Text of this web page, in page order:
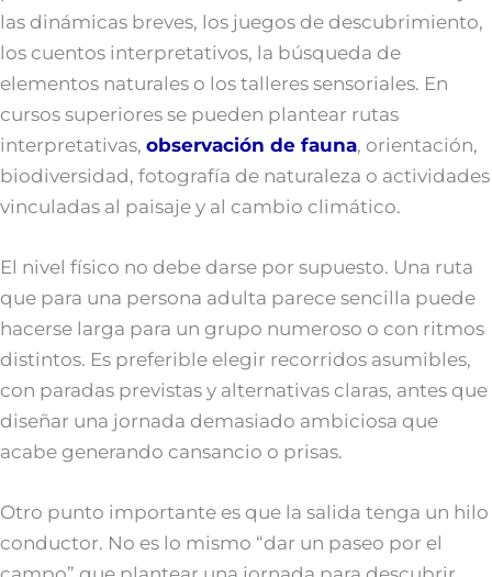
las dinámicas breves, los juegos de descubrimiento,
los cuentos interpretativos, la búsqueda de
elementos naturales o los talleres sensoriales. En
cursos superiores se pueden plantear rutas
interpretativas, observación de fauna, orientación,
biodiversidad, fotografía de naturaleza o actividades
vinculadas al paisaje y al cambio climático.
El nivel físico no debe darse por supuesto. Una ruta
que para una persona adulta parece sencilla puede
hacerse larga para un grupo numeroso o con ritmos
distintos. Es preferible elegir recorridos asumibles,
con paradas previstas y alternativas claras, antes que
diseñar una jornada demasiado ambiciosa que
acabe generando cansancio o prisas.
Otro punto importante es que la salida tenga un hilo
conductor. No es lo mismo “dar un paseo por el